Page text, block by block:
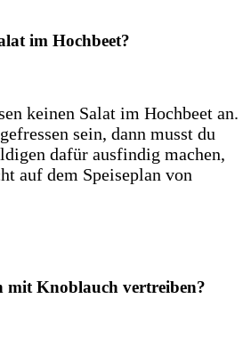
im Hochbeet?
keinen Salat im Hochbeet an.
sein, dann musst du
dafür ausfindig machen,
auf dem Speiseplan von
mit Knoblauch vertreiben?